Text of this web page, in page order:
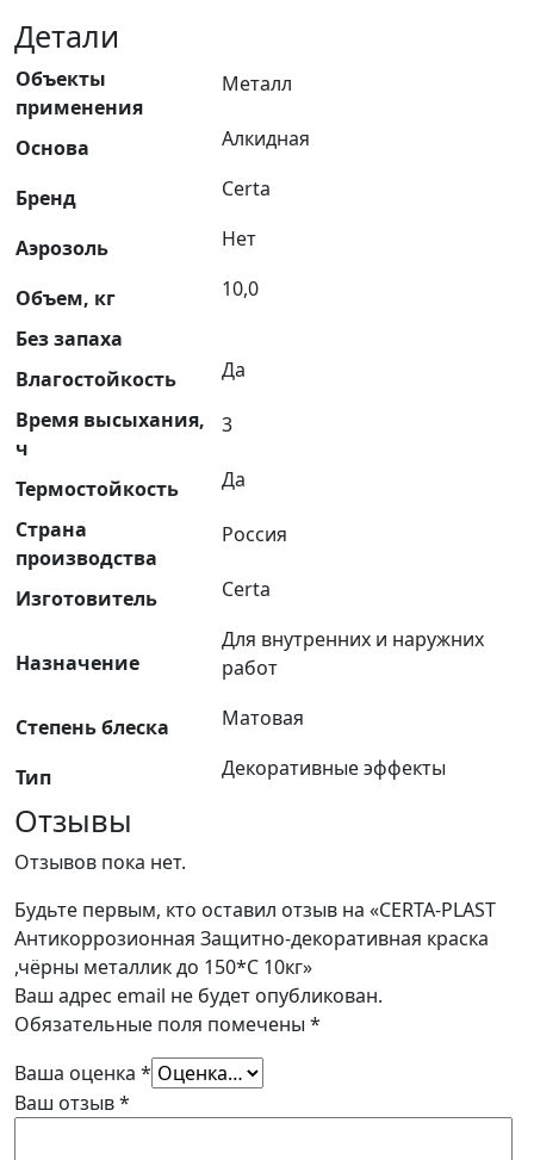
Детали
Объекты
применения
Металл
Основа Алкидная
Бренд Certa
Аэрозоль Нет
Объем, кг
10,0
Без запаха
Влагостойкость
Да
Время высыхания,
ч
3
Термостойкость
Да
Страна
производства
Россия
Изготовитель Certa
Назначение
Для внутренних и наружних
работ
Степень блеска Матовая
Тип Декоративные эффекты
Отзывы
Отзывов пока нет.
Будьте первым, кто оставил отзыв на «CERTA-PLAST
Антикоррозионная Защитно-декоративная краска
,чёрны металлик до 150*С 10кг»
Ваш адрес email не будет опубликован.
Обязательные поля помечены *
Ваша оценка *
Ваш отзыв*